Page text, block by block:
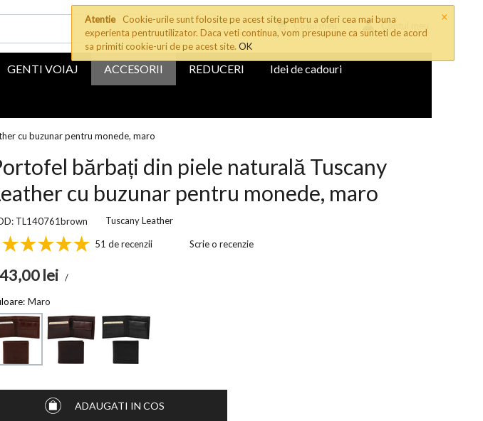
×
Atentie
Cookie-urile sunt folosite pe acest site pentru a oferi cea mai buna
experienta pentruutilizator. Daca veti continua, vom presupune ca sunteti de acord
sa primiti cookie-uri de pe acest site.OK
Cosul meu Contul meu
GENTI VOIAJ ACCESORII REDUCERI Idei de cadouri
cu buzunar pentru monede, maro
bărbați din piele naturală Tuscany
cu buzunar pentru monede, maro
TL140761brown Tuscany Leather
51 de recenzii Scrie o recenzie
lei /
Maro
ADAUGATI IN COS